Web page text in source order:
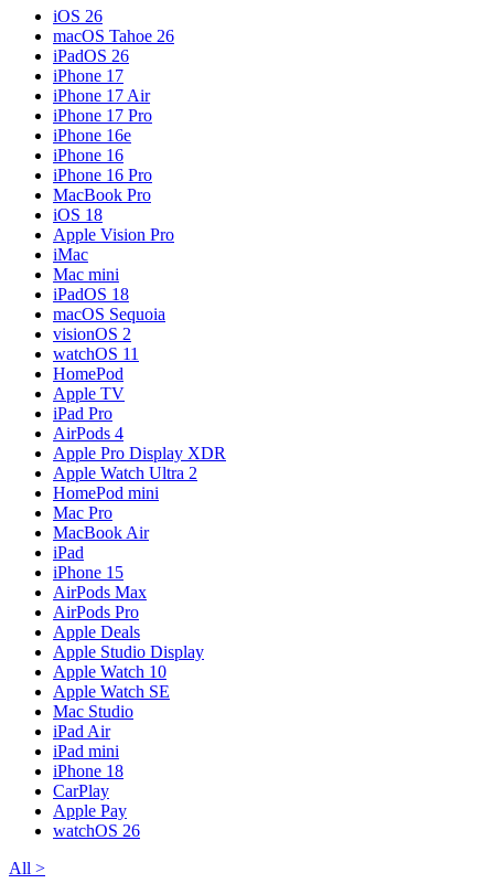
iOS 26
macOS Tahoe 26
iPadOS 26
iPhone 17
iPhone 17 Air
iPhone 17 Pro
iPhone 16e
iPhone 16
iPhone 16 Pro
MacBook Pro
iOS 18
Apple Vision Pro
iMac
Mac mini
iPadOS 18
macOS Sequoia
visionOS 2
watchOS 11
HomePod
Apple TV
iPad Pro
AirPods 4
Apple Pro Display XDR
Apple Watch Ultra 2
HomePod mini
Mac Pro
MacBook Air
iPad
iPhone 15
AirPods Max
AirPods Pro
Apple Deals
Apple Studio Display
Apple Watch 10
Apple Watch SE
Mac Studio
iPad Air
iPad mini
iPhone 18
CarPlay
Apple Pay
watchOS 26
All >